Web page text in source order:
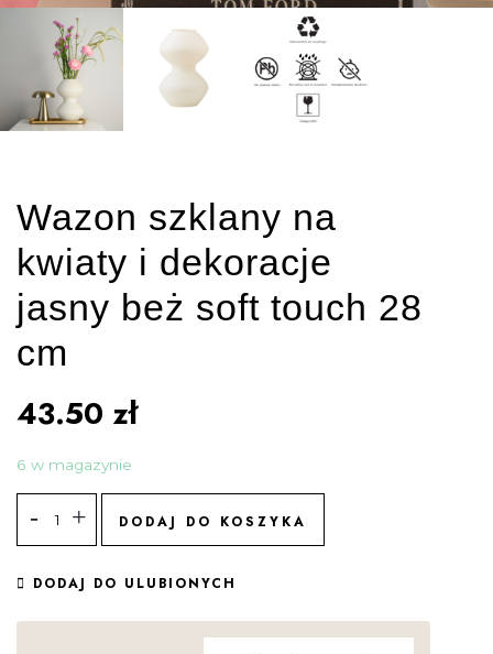
Wazon szklany na
kwiaty i dekoracje
jasny beż soft touch 28
cm
43.50 zł
6 w magazynie
DODAJ DO KOSZYKA
DODAJ DO ULUBIONYCH